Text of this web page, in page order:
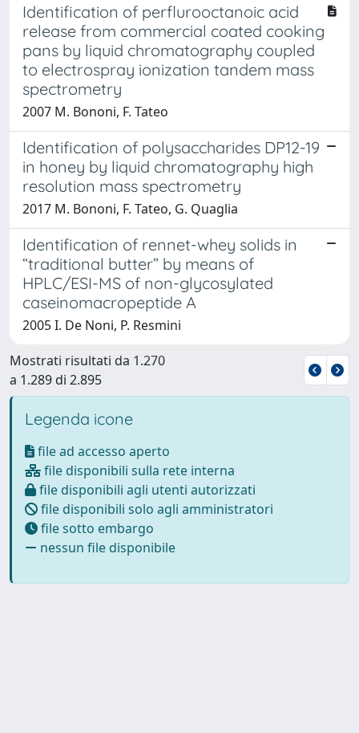
Identification of perflurooctanoic acid
release from commercial coated cooking
pans by liquid chromatography coupled
to electrospray ionization tandem mass
spectrometry
2007 M. Bononi, F. Tateo
Identification of polysaccharides DP12-19
in honey by liquid chromatography high
resolution mass spectrometry
2017 M. Bononi, F. Tateo, G. Quaglia
Identification of rennet-whey solids in
“traditional butter” by means of
HPLC/ESI-MS of non-glycosylated
caseinomacropeptide A
2005 I. De Noni, P. Resmini
Mostrati risultati da 1.270
a 1.289 di 2.895
Legenda icone
file ad accesso aperto
file disponibili sulla rete interna
file disponibili agli utenti autorizzati
file disponibili solo agli amministratori
file sotto embargo
nessun file disponibile